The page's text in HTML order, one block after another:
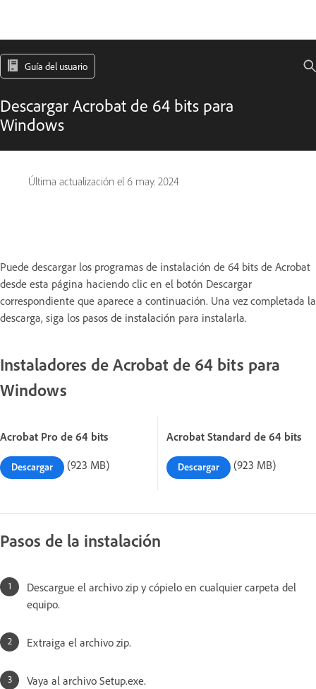
Guía del usuario
Descargar Acrobat de 64 bits para
Windows
Última actualización el 6 may. 2024
Puede descargar los programas de instalación de 64 bits de Acrobat
desde esta página haciendo clic en el botón Descargar
correspondiente que aparece a continuación. Una vez completada la
descarga, siga los pasos de instalación para instalarla.
Instaladores de Acrobat de 64 bits para
Windows
Acrobat Pro de 64 bits
Descargar (923 MB)
Acrobat Standard de 64 bits
Descargar (923 MB)
Pasos de la instalación
Descargue el archivo zip y cópielo en cualquier carpeta del
equipo.
Extraiga el archivo zip.
Vaya al archivo Setup.exe.